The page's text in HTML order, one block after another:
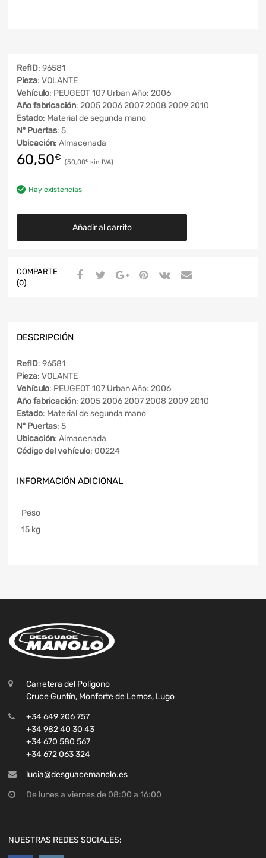
RefID: 96581
Pieza: VOLANTE
Vehículo: PEUGEOT 107 Urban Año: 2006
Año fabricación: 2005 2006 2007 2008 2009 2010
Estado: Material de segunda mano
Nº Puertas: 5
Ubicación: Almacenada
60,50€ 50,00€
Hay existencias
Añadir al carrito
COMPARTE
(0)
DESCRIPCIÓN
RefID: 96581
Pieza: VOLANTE
Vehículo: PEUGEOT 107 Urban Año: 2006
Año fabricación: 2005 2006 2007 2008 2009 2010
Estado: Material de segunda mano
Nº Puertas: 5
Ubicación: Almacenada
Código del vehículo: 00224
INFORMACIÓN ADICIONAL
Peso
15 kg
Carretera del Polígono
Cruce Guntín, Monforte de Lemos, Lugo
+34 649 206 757
+34 982 40 30 43
+34 670 580 567
+34 672 063 324
lucia@desguacemanolo.es
De lunes a viernes de 08:00 a 16:00
NUESTRAS REDES SOCIALES: